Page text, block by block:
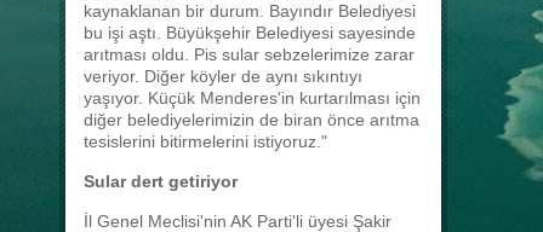
kaynaklanan bir durum. Bayındır Belediyesi
bu işi aştı. Büyükşehir Belediyesi sayesinde
arıtması oldu. Pis sular sebzelerimize zarar
veriyor. Diğer köyler de aynı sıkıntıyı
yaşıyor. Küçük Menderes'in kurtarılması için
diğer belediyelerimizin de biran önce arıtma
tesislerini bitirmelerini istiyoruz."
Sular dert getiriyor
İl Genel Meclisi'nin AK Parti'li üyesi Şakir